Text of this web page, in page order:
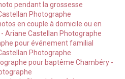
pendant la grossesse
Photographe
en couple à domicile ou en
Ariane Castellan Photographe
pour événement familial
Photographe
pour baptême Chambéry -